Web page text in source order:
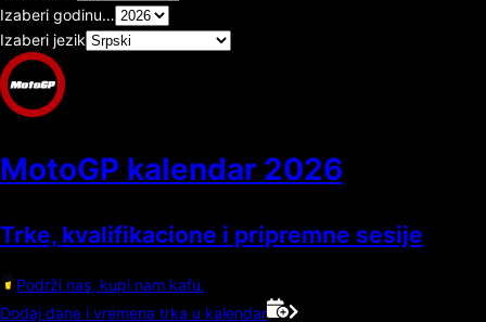
Izaberi godinu…
Izaberi jezik
MotoGP kalendar 2026
Trke, kvalifikacione i pripremne sesije
Podrži nas, kupi nam kafu.
Dodaj dane i vremena trka u kalendar